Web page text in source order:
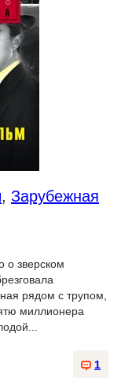
, Зарубежная
о зверском
рядом с трупом,
миллионера
1